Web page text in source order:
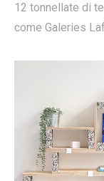
12 tonnellate di
come Galeries